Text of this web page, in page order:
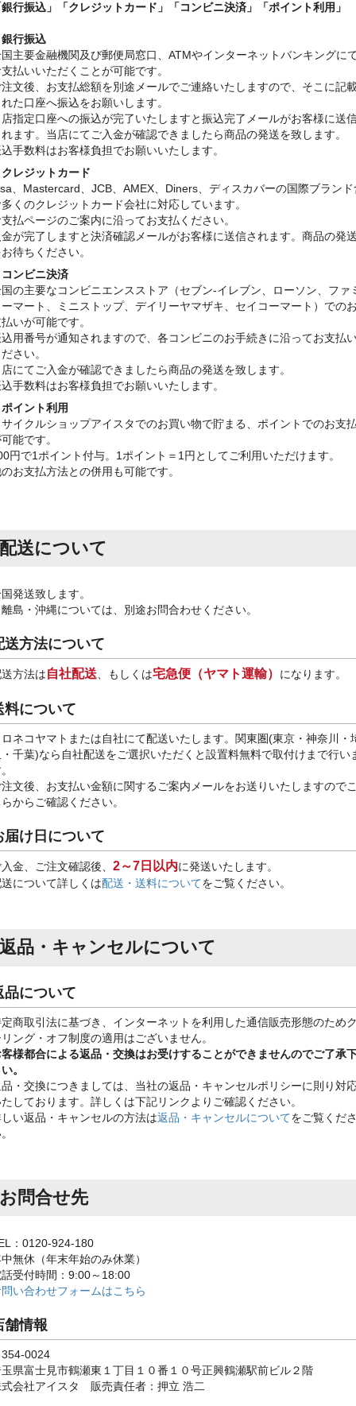
行振込」
「クレジットカード」「コンビニ決済」「ポイント利用」
行振込
主要金融機関及び郵便局窓口、ATMやインターネットバンキングに
払いいただくことが可能です。
文後、お支払総額を別途メールでご連絡いたしますので、そこに記
た口座へ振込をお願いします。
指定口座への振込が完了いたしますと振込完了メールがお客様に送
ます。当店にてご入金が確認できましたら商品の発送を致します。
手数料はお客様負担でお願いいたします。
レジットカード
、Mastercard、JCB、AMEX、Diners、ディスカバーの国際ブランド
くのクレジットカード会社に対応しています。
払ページのご案内に沿ってお支払ください。
が完了しますと決済確認メールがお客様に送信されます。商品の発
待ちください。
ンビニ決済
の主要なコンビニエンスストア（セブン-イレブン、ローソン、ファ
マート、ミニストップ、デイリーヤマザキ、セイコーマート）での
いが可能です。
用番号が通知されますので、各コンビニのお手続きに沿ってお支払
さい。
にてご入金が確認できましたら商品の発送を致します。
手数料はお客様負担でお願いいたします。
イント利用
イクルショップアイスタでのお買い物で貯まる、ポイントでのお支
能です。
円で1ポイント付与。1ポイント＝1円としてご利用いただけます。
お支払方法との併用も可能です。
配送について
発送致します。
島・沖縄については、別途お問合わせください。
送方法について
方法は自社配送、もしくは宅急便（ヤマト運輸） になります。
料について
ネコヤマトまたは自社にて配送いたします。関東圏(東京・神奈川・
千葉)なら自社配送をご選択いただくと設置料無料で取付けまで行い
文後、お支払い金額に関するご案内メールをお送りいたしますので
からご確認ください。
届け日について
金、ご注文確認後、 2～7日以内に発送いたします。
について詳しくは配送・送料についてをご覧ください。
返品・キャンセルについて
品について
商取引法に基づき、インターネットを利用した通信販売形態のため
ング・オフ制度の適用はございません。
様都合による返品・交換はお受けすることができませんのでご了承
。
・交換につきましては、当社の返品・キャンセルポリシーに則り対
しております。詳しくは下記リンクよりご確認ください。
い返品・キャンセルの方法は返品・キャンセルについてをご覧くだ
お問合せ先
：0120-924-180
無休（年末年始のみ休業）
受付時間：9:00～18:00
い合わせフォームはこちら
舗情報
0024
県富士見市鶴瀬東１丁目１０番１０号正興鶴瀬駅前ビル２階
会社アイスタ 販売責任者：押立 浩二